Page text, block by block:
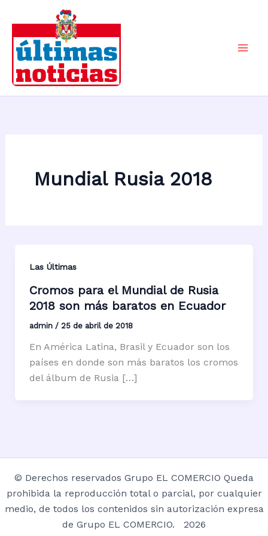
contenido
Mundial Rusia 2018
Las Últimas
Cromos para el Mundial de Rusia
2018 son más baratos en Ecuador
admin / 25 de abril de 2018
En América Latina, Brasil y Ecuador son los
países en donde son más baratos los cromos
del álbum de Rusia […]
© Derechos reservados Grupo EL COMERCIO Queda
prohibida la reproducción total o parcial, por cualquier
medio, de todos los contenidos sin autorización expresa
de Grupo EL COMERCIO. 2026